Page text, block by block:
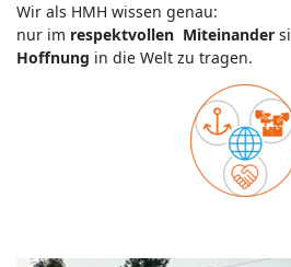
Wir als HMH wissen genau:
nur im respektvollen Miteinander
Hoffnung in die Welt zu tragen.